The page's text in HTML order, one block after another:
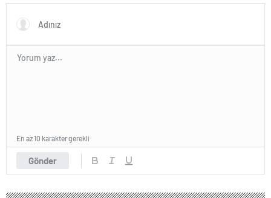
Gönder
En az 10 karakter gerekli